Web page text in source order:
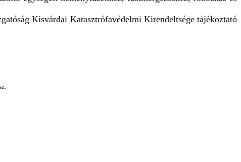
Kisvárdai Katasztrófavédelmi Kirendeltsége tájékoztató